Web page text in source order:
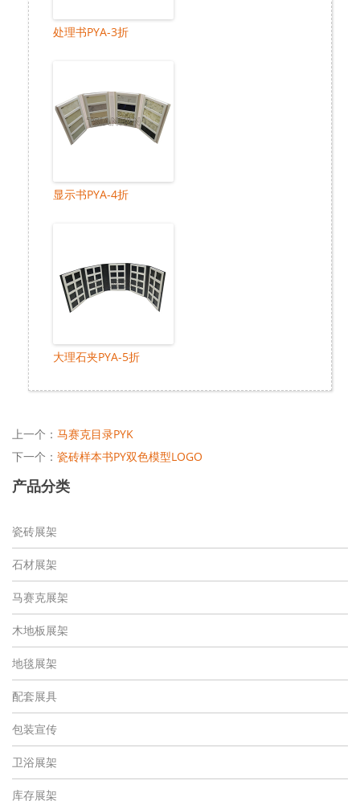
处理书PYA-3折
显示书PYA-4折
大理石夹PYA-5折
上一个： 马赛克目录PYK
下一个： 瓷砖样本书PY双色模型LOGO
产品分类
瓷砖展架
石材展架
马赛克展架
木地板展架
地毯展架
配套展具
包装宣传
卫浴展架
库存展架